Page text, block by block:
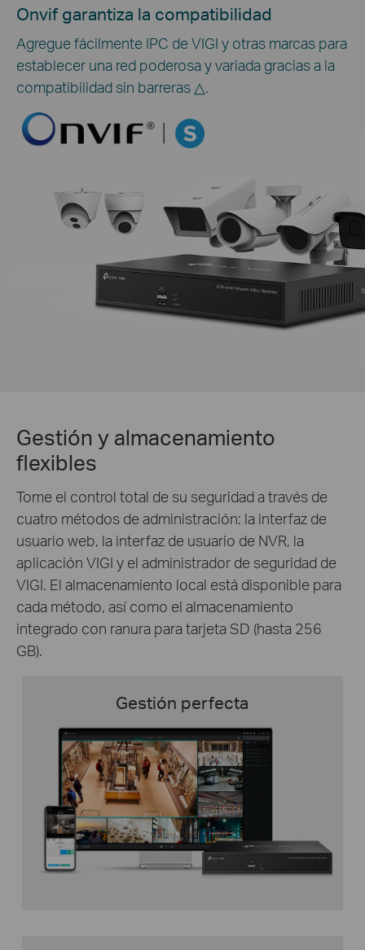
Onvif garantiza la compatibilidad
Agregue fácilmente IPC de VIGI y otras marcas para
establecer una red poderosa y variada gracias a la
compatibilidad sin barreras △.
Gestión y almacenamiento
flexibles
Tome el control total de su seguridad a través de
cuatro métodos de administración: la interfaz de
usuario web, la interfaz de usuario de NVR, la
aplicación VIGI y el administrador de seguridad de
VIGI. El almacenamiento local está disponible para
cada método, así como el almacenamiento
integrado con ranura para tarjeta SD (hasta 256
GB).
Gestión perfecta